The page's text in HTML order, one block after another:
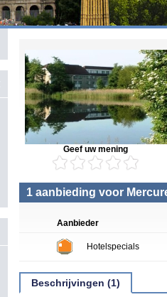
Geef uw mening
1 aanbieding voor
Aanbieder
Hotelspecials
Beschrijvingen (1)